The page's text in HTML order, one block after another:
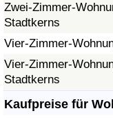
Zwei-Zimmer-
Stadtkerns
Vier-Zimmer-
Vier-Zimmer-
Stadtkerns
Kaufpreise für
in Akaba
Immobilienpreis-
Kriminalität
Kriminalitäts-